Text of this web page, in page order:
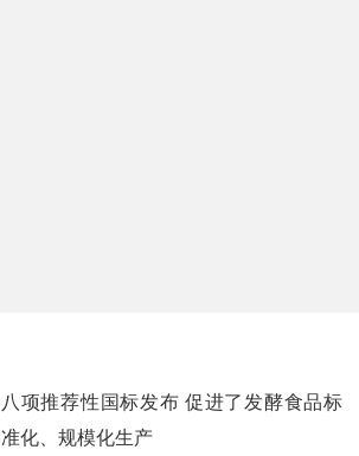
八项推荐性国标发布 促进了发酵食品标
准化、规模化生产